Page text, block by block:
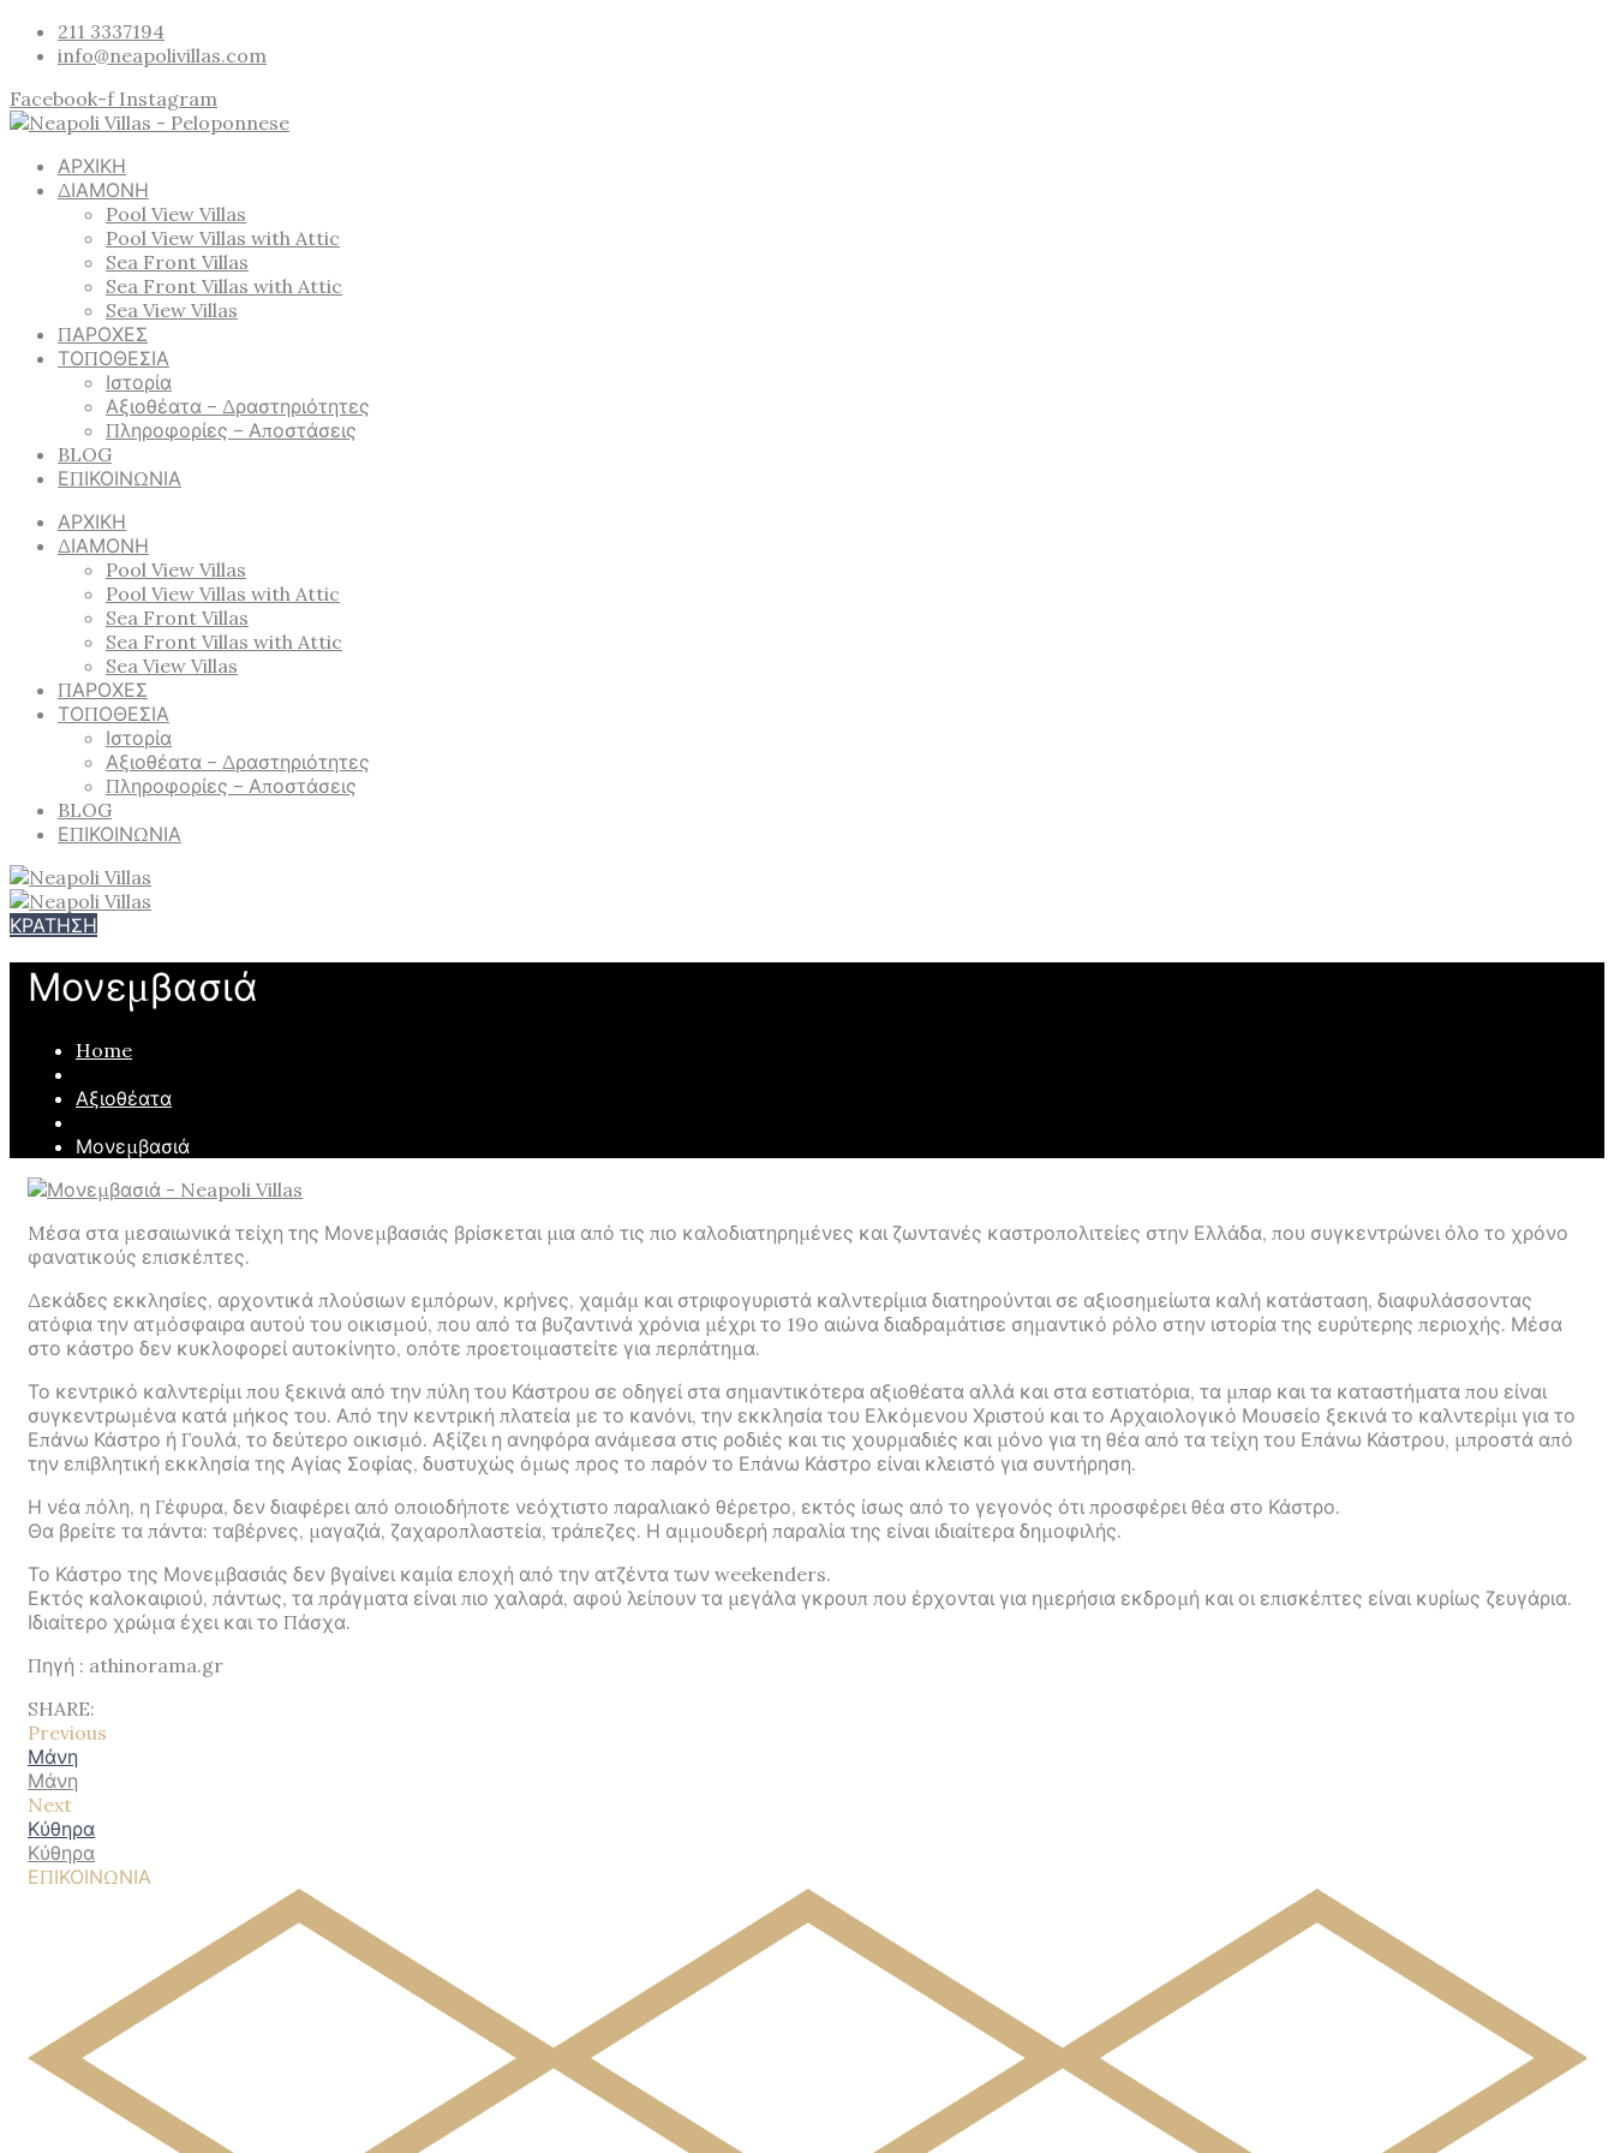
211 3337194
info@neapolivillas.com
Facebook-f Instagram
ΑΡΧΙΚΗ
ΔΙΑΜΟΝΗ
Pool View Villas
Pool View Villas with Attic
Sea Front Villas
Sea Front Villas with Attic
Sea View Villas
ΠΑΡΟΧΕΣ
ΤΟΠΟΘΕΣΙΑ
Ιστορία
Αξιοθέατα – Δραστηριότητες
Πληροφορίες – Αποστάσεις
BLOG
ΕΠΙΚΟΙΝΩΝΙΑ
ΑΡΧΙΚΗ
ΔΙΑΜΟΝΗ
Pool View Villas
Pool View Villas with Attic
Sea Front Villas
Sea Front Villas with Attic
Sea View Villas
ΠΑΡΟΧΕΣ
ΤΟΠΟΘΕΣΙΑ
Ιστορία
Αξιοθέατα – Δραστηριότητες
Πληροφορίες – Αποστάσεις
BLOG
ΕΠΙΚΟΙΝΩΝΙΑ
ΚΡΑΤΗΣΗ
Μονεμβασιά
Home
Αξιοθέατα
Μονεμβασιά
Mέσα στα μεσαιωνικά τείχη της Μονεμβασιάς βρίσκεται μια από τις πιο καλοδιατηρημένες και ζωντανές καστροπολιτείες στην Ελλάδα, που συγκεντρώνει όλο το χρόνο
φανατικούς επισκέπτες.
Δεκάδες εκκλησίες, αρχοντικά πλούσιων εμπόρων, κρήνες, χαμάμ και στριφογυριστά καλντερίμια διατηρούνται σε αξιοσημείωτα καλή κατάσταση, διαφυλάσσοντας
ατόφια την ατμόσφαιρα αυτού του οικισμού, που από τα βυζαντινά χρόνια μέχρι το 19ο αιώνα διαδραμάτισε σημαντικό ρόλο στην ιστορία της ευρύτερης περιοχής. Μέσα
στο κάστρο δεν κυκλοφορεί αυτοκίνητο, οπότε προετοιμαστείτε για περπάτημα.
Το κεντρικό καλντερίμι που ξεκινά από την πύλη του Κάστρου σε οδηγεί στα σημαντικότερα αξιοθέατα αλλά και στα εστιατόρια, τα μπαρ και τα καταστήματα που είναι
συγκεντρωμένα κατά μήκος του. Από την κεντρική πλατεία με το κανόνι, την εκκλησία του Ελκόμενου Χριστού και το Αρχαιολογικό Μουσείο ξεκινά το καλντερίμι για το
Επάνω Κάστρο ή Γουλά, το δεύτερο οικισμό. Αξίζει η ανηφόρα ανάμεσα στις ροδιές και τις χουρμαδιές και μόνο για τη θέα από τα τείχη του Επάνω Κάστρου, μπροστά από
την επιβλητική εκκλησία της Αγίας Σοφίας, δυστυχώς όμως προς το παρόν το Επάνω Κάστρο είναι κλειστό για συντήρηση.
Η νέα πόλη, η Γέφυρα, δεν διαφέρει από οποιοδήποτε νεόχτιστο παραλιακό θέρετρο, εκτός ίσως από το γεγονός ότι προσφέρει θέα στο Κάστρο.
Θα βρείτε τα πάντα: ταβέρνες, μαγαζιά, ζαχαροπλαστεία, τράπεζες. Η αμμουδερή παραλία της είναι ιδιαίτερα δημοφιλής.
Το Κάστρο της Μονεμβασιάς δεν βγαίνει καμία εποχή από την ατζέντα των weekenders.
Εκτός καλοκαιριού, πάντως, τα πράγματα είναι πιο χαλαρά, αφού λείπουν τα μεγάλα γκρουπ που έρχονται για ημερήσια εκδρομή και οι επισκέπτες είναι κυρίως ζευγάρια.
Ιδιαίτερο χρώμα έχει και το Πάσχα.
Πηγή : athinorama.gr
SHARE:
Previous
Μάνη
Μάνη
Next
Κύθηρα
Κύθηρα
ΕΠΙΚΟΙΝΩΝΙΑ